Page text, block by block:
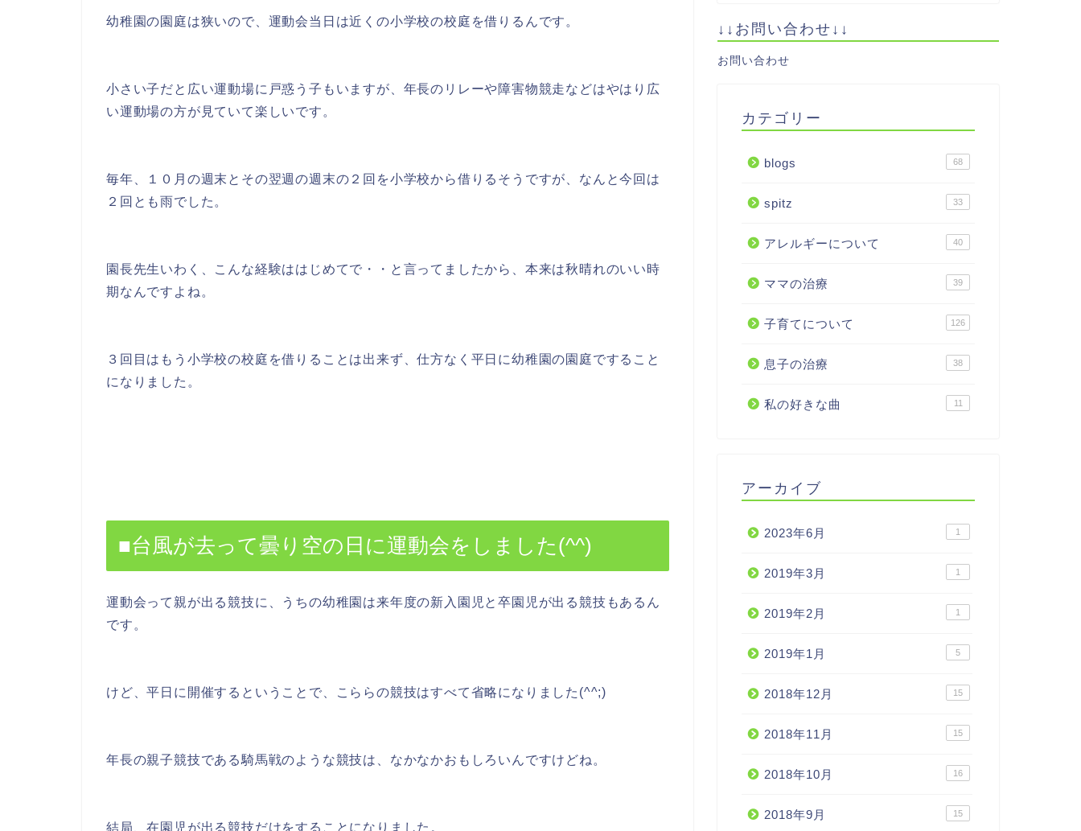
幼稚園の園庭は狭いので、運動会当日は近くの小学校の校庭を借りるんです。
小さい子だと広い運動場に戸惑う子もいますが、年長のリレーや障害物競走などはやはり広
い運動場の方が見ていて楽しいです。
毎年、１０月の週末とその翌週の週末の２回を小学校から借りるそうですが、なんと今回は
２回とも雨でした。
園長先生いわく、こんな経験ははじめてで・・と言ってましたから、本来は秋晴れのいい時
期なんですよね。
３回目はもう小学校の校庭を借りることは出来ず、仕方なく平日に幼稚園の園庭ですること
になりました。
■台風が去って曇り空の日に運動会をしました(^^)
運動会って親が出る競技に、うちの幼稚園は来年度の新入園児と卒園児が出る競技もあるん
です。
けど、平日に開催するということで、こららの競技はすべて省略になりました(^^;)
年長の親子競技である騎馬戦のような競技は、なかなかおもしろいんですけどね。
結局、在園児が出る競技だけをすることになりました。
↓↓お問い合わせ↓↓
お問い合わせ
カテゴリー
blogs 68
spitz 33
アレルギーについて 40
ママの治療 39
子育てについて 126
息子の治療 38
私の好きな曲 11
アーカイブ
2023年6月 1
2019年3月 1
2019年2月 1
2019年1月 5
2018年12月 15
2018年11月 15
2018年10月 16
2018年9月 15